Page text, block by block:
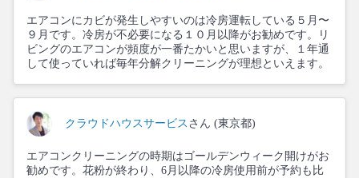
エアコンにカビが発生しやすいのは冷房運転している５月〜
９月です。冷房が不必要になる１０月以降がお勧めです。リ
ビングのエアコンが頻度が一番たかいと思いますが、１年通
して使っていれば毎年分解クリーニングが理想といえます。
クラウドハウスサービス さん (東京都)
エアコンクリーニングの時期はゴールデンウィーク開けがお
勧めです。花粉が終わり、6月以降の冷房使用前が予約も比